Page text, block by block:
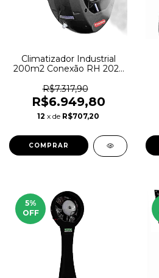
Climatizador Industrial
200m2 Conexão RH 2025
R$7.317,90
R$6.949,80
12 x de R$707,20
COMPRAR
5%
OFF